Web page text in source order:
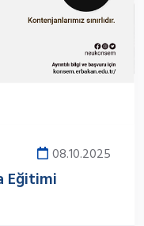
08.10.2025
Eğitimi